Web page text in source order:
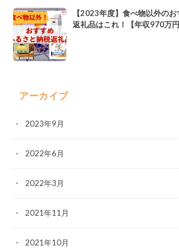
【2023年度】食べ物以外の
返礼品はこれ！【年収970万円
アーカイブ
2023年9月
2022年6月
2022年3月
2021年11月
2021年10月